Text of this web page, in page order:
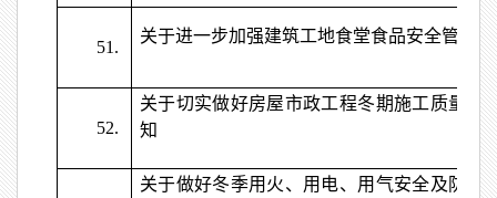
51.
关于进一步加强建筑工地食堂食品安全管理
52.
关于切实做好房屋市政工程冬期施工质量安
知
关于做好冬季用火、用电、用气安全及防一